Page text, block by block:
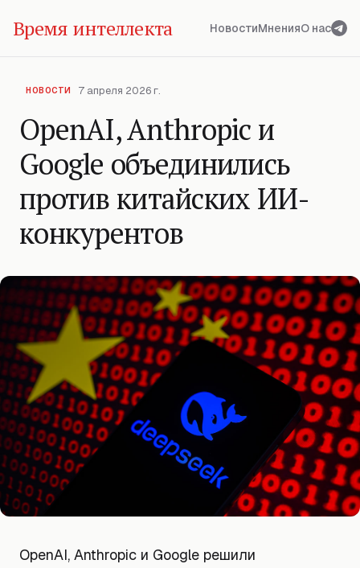
Время интеллекта НовостиМненияО нас
НОВОСТИ 7 апреля 2026 г.
OpenAI, Anthropic и
Google объединились
против китайских ИИ-
конкурентов
OpenAI, Anthropic и Google решили